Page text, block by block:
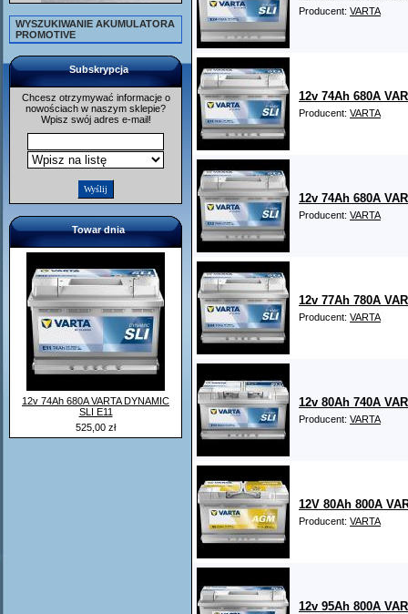
WYSZUKIWANIE AKUMULATORA
PROMOTIVE
Subskrypcja
Chcesz otrzymywać informacje o
nowościach w naszym sklepie?
Wpisz swój adres e-mail!
Towar dnia
12v 74Ah 680A VARTA DYNAMIC
SLI E11
525,00 zł
Producent: VARTA
12v 74Ah 680A
Producent: VARTA
12v 74Ah 680A
Producent: VARTA
12v 77Ah 780A
Producent: VARTA
12v 80Ah 740A
Producent: VARTA
12V 80Ah 800A
Producent: VARTA
12v 95Ah 800A